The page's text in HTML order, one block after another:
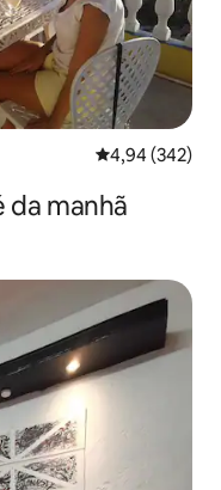
4,94 de uma
4,94 (342)
da manhã